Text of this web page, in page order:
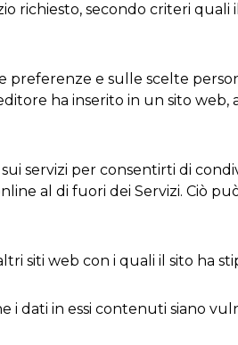
richiesto, secondo criteri
preferenze e sulle scelte
ha inserito in un sito
servizi per consentirti di
al di fuori dei Servizi. Ciò
siti web con i quali il sito ha
dati in essi contenuti siano